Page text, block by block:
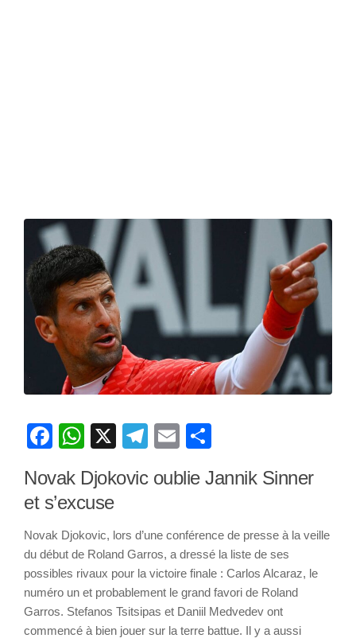
Facebook
WhatsApp
X Telegram
Email
Novak Djokovic oublie Jannik Sinner
et s’excuse
Novak Djokovic, lors d’une conférence de presse à la veille
du début de Roland Garros, a dressé la liste de ses
possibles rivaux pour la victoire finale : Carlos Alcaraz, le
numéro un et probablement le grand favori de Roland
Garros. Stefanos Tsitsipas et Daniil Medvedev ont
commencé à bien jouer sur la terre battue. Il y a aussi